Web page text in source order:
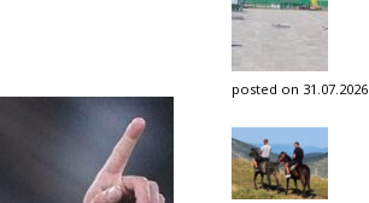
posted on 31.07.2026